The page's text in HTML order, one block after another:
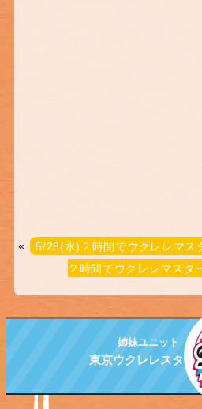
« 5/28(水)２時間でウクレレマス
２時間でウクレレマスタ
姉妹ユニット
東京ウクレレスター